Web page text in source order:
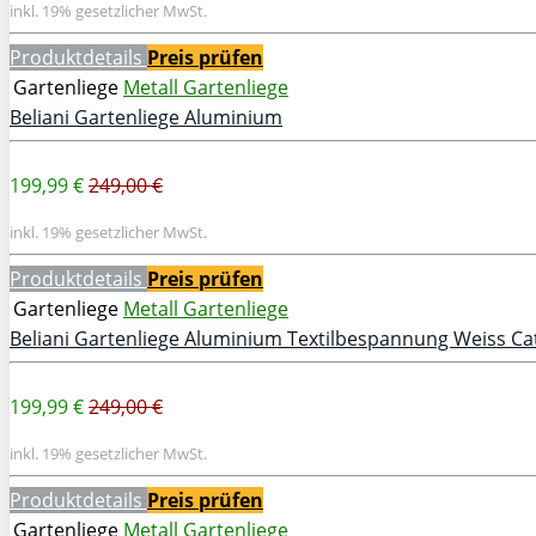
inkl. 19% gesetzlicher MwSt.
Produktdetails Preis prüfen
Gartenliege Metall Gartenliege
Beliani Gartenliege Aluminium
199,99 €249,00 €
inkl. 19% gesetzlicher MwSt.
Produktdetails Preis prüfen
Gartenliege Metall Gartenliege
Beliani Gartenliege Aluminium Textilbespannung Weiss
199,99 €249,00 €
inkl. 19% gesetzlicher MwSt.
Produktdetails Preis prüfen
Gartenliege Metall Gartenliege